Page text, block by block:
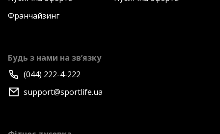
Франчайзинг
Будь з нами на зв’язку
(044) 222-4-222
support@sportlife.ua